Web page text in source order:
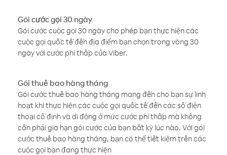
Gói cước gọi 30 ngày
Gói cước cuộc gọi 30 ngày cho phép bạn thực hiện các
cuộc gọi quốc tế đến địa điểm bạn chọn trong vòng 30
ngày với cước phí thấp của Viber.
Gói thuê bao hàng tháng
Gói cước thuê bao hàng tháng mang đến cho bạn sự linh
hoạt khi thực hiện các cuộc gọi quốc tế đến các số điện
thoại cố định và di động ở mức cước phí thấp mà không
cần phải gia hạn gói cước của bạn bất kỳ lúc nào. Với gói
cước thuê bao hàng tháng, bạn có thể tiết kiệm trên các
cuộc gọi bạn đang thực hiện